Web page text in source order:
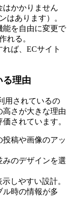
かかりません
はあります）。
を自由に変更で
れる。
ば、ECサイト
る理由
用されているの
高さが大きな理由
されています。
稿や画像のアッ
のデザインを選
しやすい設計。
時の情報が多